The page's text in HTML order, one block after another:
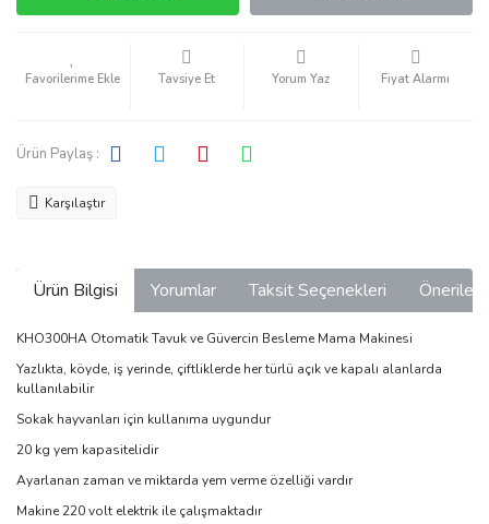
Tavsiye Et Yorum Yaz Fiyat Alarmı
Ürün Paylaş :
Karşılaştır
Ürün Bilgisi Yorumlar Taksit Seçenekleri
KHO300HA Otomatik Tavuk ve Güvercin Besleme Mama Makinesi
Yazlıkta, köyde, iş yerinde, çiftliklerde her türlü açık ve kapalı alanlarda
kullanılabilir
Sokak hayvanları için kullanıma uygundur
20 kg yem kapasitelidir
Ayarlanan zaman ve miktarda yem verme özelliği vardır
Makine 220 volt elektrik ile çalışmaktadır